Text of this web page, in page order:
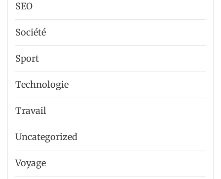
SEO
Société
Sport
Technologie
Travail
Uncategorized
Voyage